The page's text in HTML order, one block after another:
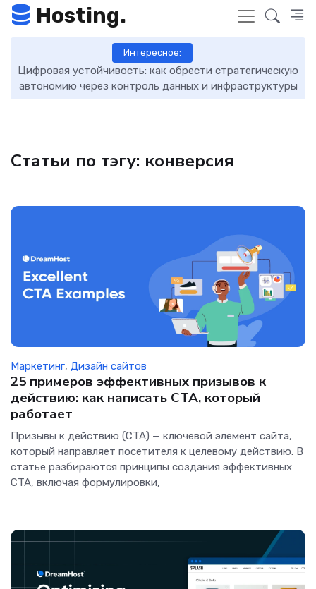
Hosting.
Интересное:
DNS-записи: что это такое, как работают и как ими
управлять
Статьи по тэгу: конверсия
Маркетинг, Дизайн сайтов
25 примеров эффективных призывов к
действию: как написать CTA, который
работает
Призывы к действию (CTA) — ключевой элемент сайта,
который направляет посетителя к целевому действию. В
статье разбираются принципы создания эффективных
CTA, включая формулировки,